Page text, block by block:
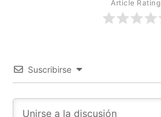
Article Rating
Suscribirse